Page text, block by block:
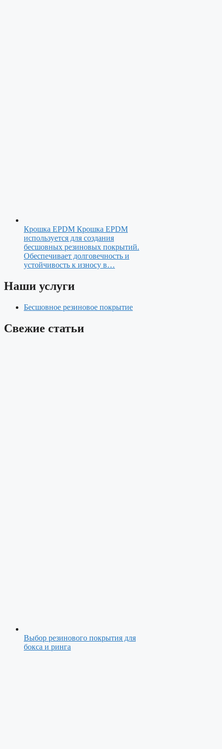
Крошка EPDM Крошка EPDM
используется для создания
бесшовных резиновых покрытий.
Обеспечивает долговечность и
устойчивость к износу в…
Наши услуги
Бесшовное резиновое покрытие
Свежие статьи
Выбор резинового покрытия для
бокса и ринга